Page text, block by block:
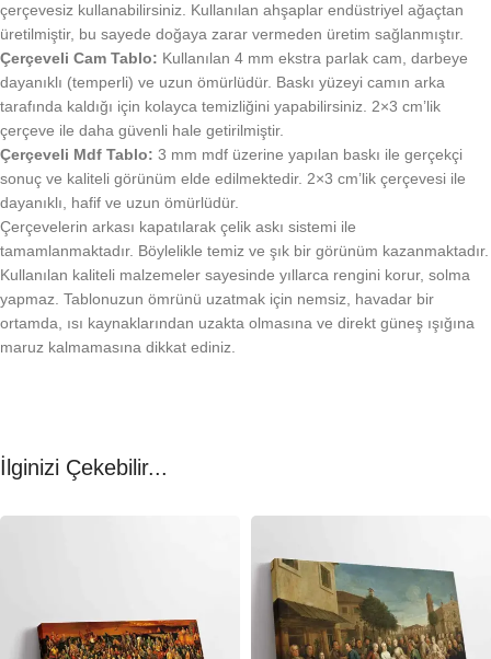
çerçevesiz kullanabilirsiniz. Kullanılan ahşaplar endüstriyel ağaçtan
üretilmiştir, bu sayede doğaya zarar vermeden üretim sağlanmıştır.
Çerçeveli Cam Tablo: Kullanılan 4 mm ekstra parlak cam, darbeye
dayanıklı (temperli) ve uzun ömürlüdür. Baskı yüzeyi camın arka
tarafında kaldığı için kolayca temizliğini yapabilirsiniz. 2×3 cm’lik
çerçeve ile daha güvenli hale getirilmiştir.
Çerçeveli Mdf Tablo: 3 mm mdf üzerine yapılan baskı ile gerçekçi
sonuç ve kaliteli görünüm elde edilmektedir. 2×3 cm’lik çerçevesi ile
dayanıklı, hafif ve uzun ömürlüdür.
Çerçevelerin arkası kapatılarak çelik askı sistemi ile
tamamlanmaktadır. Böylelikle temiz ve şık bir görünüm kazanmaktadır.
Kullanılan kaliteli malzemeler sayesinde yıllarca rengini korur, solma
yapmaz. Tablonuzun ömrünü uzatmak için nemsiz, havadar bir
ortamda, ısı kaynaklarından uzakta olmasına ve direkt güneş ışığına
maruz kalmamasına dikkat ediniz.
İlginizi Çekebilir...